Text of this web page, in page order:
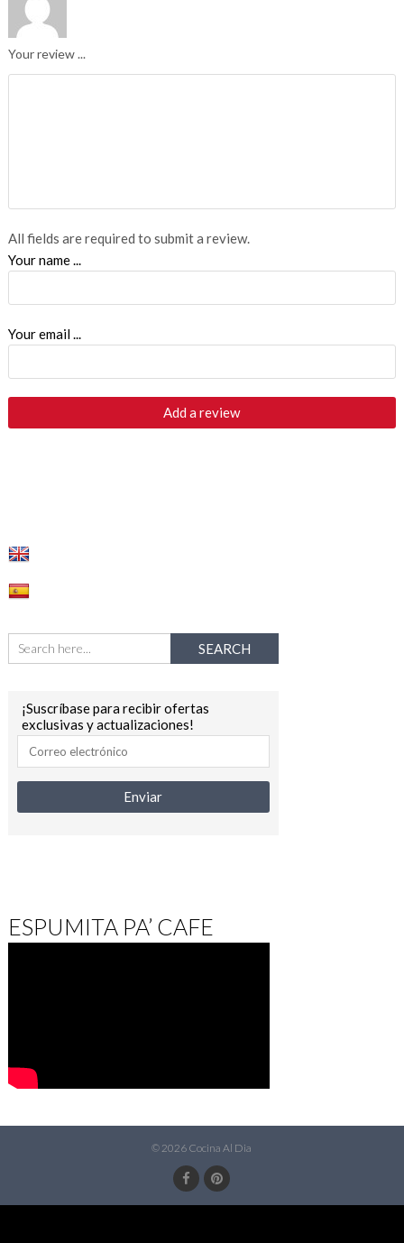
Your review ...
All fields are required to submit a review.
Your name ...
Your email ...
¡Suscríbase para recibir ofertas
exclusivas y actualizaciones!
ESPUMITA PA’ CAFE
© 2026 Cocina Al Dia